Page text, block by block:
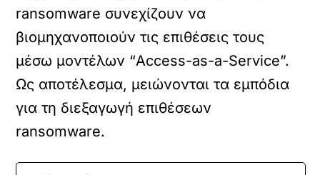
ransomware συνεχίζουν να
βιομηχανοποιούν τις επιθέσεις τους
μέσω μοντέλων “Access-as-a-Service”.
Ως αποτέλεσμα, μειώνονται τα εμπόδια
για τη διεξαγωγή επιθέσεων
ransomware.